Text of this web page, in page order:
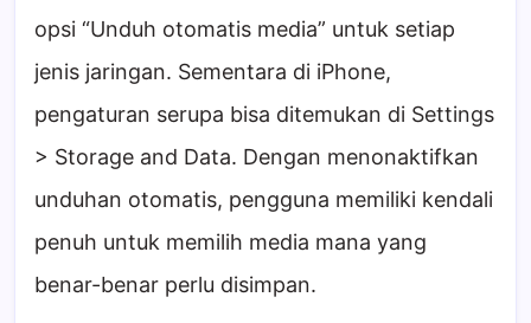
opsi “Unduh otomatis media” untuk setiap
jenis jaringan. Sementara di iPhone,
pengaturan serupa bisa ditemukan di Settings
> Storage and Data. Dengan menonaktifkan
unduhan otomatis, pengguna memiliki kendali
penuh untuk memilih media mana yang
benar-benar perlu disimpan.